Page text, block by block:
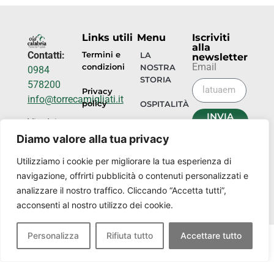
Diamo valore alla tua privacy
Utilizziamo i cookie per migliorare la tua esperienza di
navigazione, offrirti pubblicità o contenuti personalizzati e
analizzare il nostro traffico. Cliccando “Accetta tutti”,
acconsenti al nostro utilizzo dei cookie.
Personalizza Rifiuta tutto Accettare tutto
Contatti:
0984
578200
info@torrecamigliati.it
Via dei
Camigliati,
Camigliatello
Silano CS
Links utili
Termini e
condizioni
Privacy
policy
Menu
LA
NOSTRA
STORIA
OSPITALITÀ
NOSTRI
LUOGHI
Iscriviti
alla
newsletter
Email
INVIA